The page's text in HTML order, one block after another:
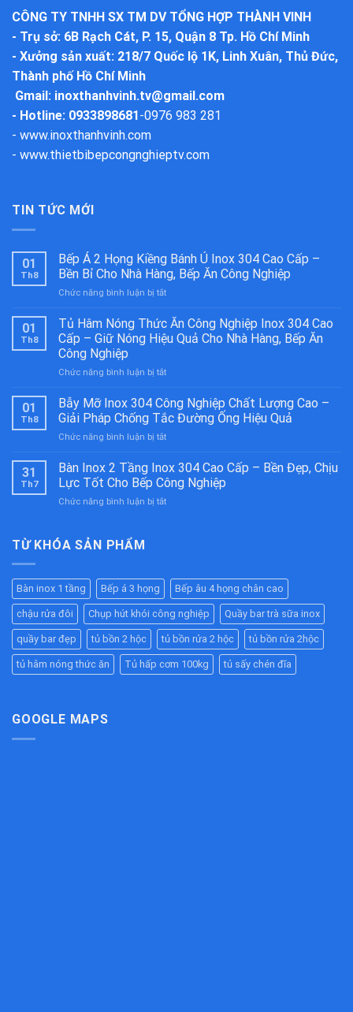
CÔNG TY TNHH SX TM DV TỔNG HỢP THÀNH VINH
- Trụ sở: 6B Rạch Cát, P. 15, Quận 8 Tp. Hồ Chí Minh
- Xưởng sản xuất: 218/7 Quốc lộ 1K, Linh Xuân, Thủ Đức,
Thành phố Hồ Chí Minh
Gmail: inoxthanhvinh.tv@gmail.com
- Hotline: 0933898681 -0976 983 281
- www.inoxthanhvinh.com
- www.thietbibepcongnghieptv.com
TIN TỨC MỚI
01
Th8
Bếp Á 2 Họng Kiềng Bánh Ú Inox 304 Cao Cấp –
Bền Bỉ Cho Nhà Hàng, Bếp Ăn Công Nghiệp
Chức năng bình luận bị tắtở
Họng
Bánh
Inox
304
Cao
Cấp
Bền
Bỉ
Cho
Nhà
01
Th8
Tủ Hâm Nóng Thức Ăn Công Nghiệp Inox 304 Cao
Cấp – Giữ Nóng Hiệu Quả Cho Nhà Hàng, Bếp Ăn
Công Nghiệp
Chức năng bình luận bị tắtở
Hâm
Nóng
Thức
Ăn
Nghiệp
Inox
304
Cao
Quả
Cho
Nhà
Hàng,
Bếp
Ăn
Công
01
Th8
Bẫy Mỡ Inox 304 Công Nghiệp Chất Lượng Cao –
Giải Pháp Chống Tắc Đường Ống Hiệu Quả
Chức năng bình luận bị tắtở
Inox
304
Công
Giải
Pháp
Chống
Tắc
Đường
Ống
Hiệu
Quả
31
Th7
Bàn Inox 2 Tầng Inox 304 Cao Cấp – Bền Đẹp, Chịu
Lực Tốt Cho Bếp Công Nghiệp
Chức năng bình luận bị tắtở
304
Cao
Cấp
–
Bền
Đẹp,
Chịu
Lực
TỪ KHÓA SẢN PHẨM
Bàn inox 1 tầng Bếp á 3 họng Bếp âu 4 họng chân cao
chậu rửa đôi Chụp hút khói công nghiệp Quầy bar trà sữa inox
quầy bar đẹp tủ bồn 2 hộc tủ bồn rửa 2 hộc tủ bồn rửa 2hộc
tủ hâm nóng thức ăn Tủ hấp cơm 100kg tủ sấy chén đĩa
GOOGLE MAPS